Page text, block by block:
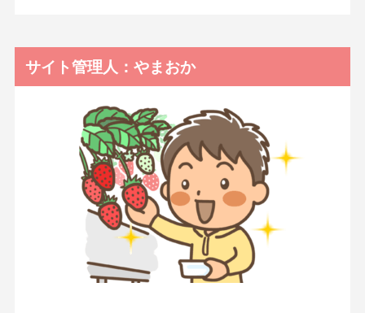
サイト管理人：やまおか